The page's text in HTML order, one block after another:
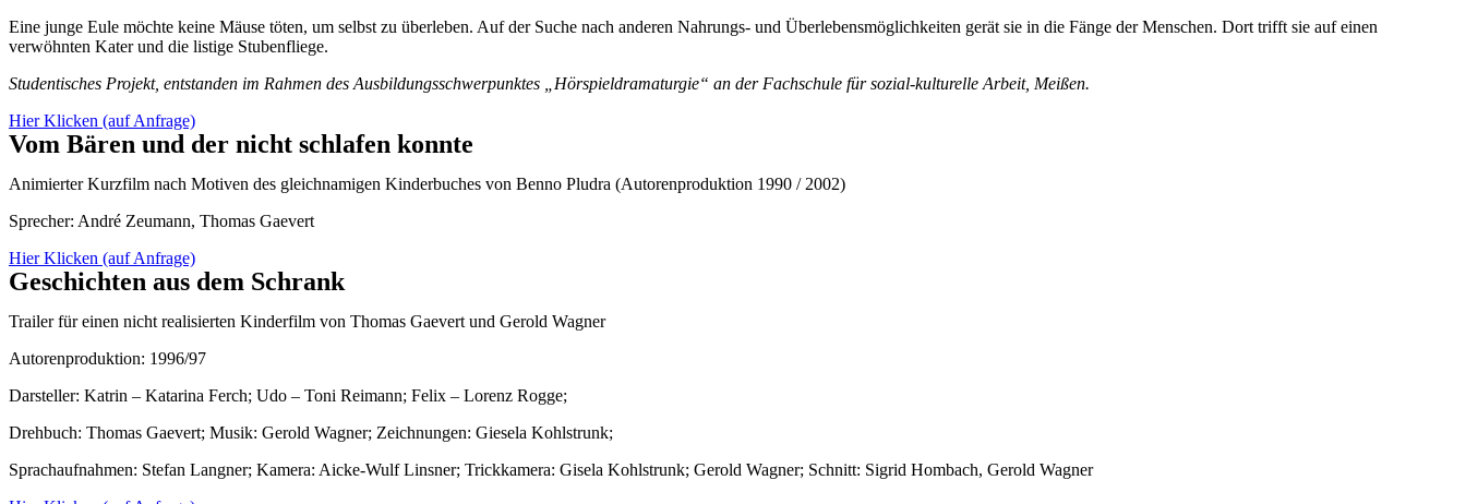
Eine junge Eule möchte keine Mäuse töten, um selbst zu überleben. Auf der Suche nach anderen Nahrungs- und Überlebensmöglichkeiten gerät sie in die Fänge der Menschen. Dort trifft sie auf einen
verwöhnten Kater und die listige Stubenfliege.
Studentisches Projekt, entstanden im Rahmen des Ausbildungsschwerpunktes „Hörspieldramaturgie“ an der Fachschule für sozial-kulturelle Arbeit, Meißen.
Hier Klicken (auf Anfrage)
Vom Bären und der nicht schlafen konnte
Animierter Kurzfilm nach Motiven des gleichnamigen Kinderbuches von Benno Pludra (Autorenproduktion 1990 / 2002)
Sprecher: André Zeumann, Thomas Gaevert
Hier Klicken (auf Anfrage)
Geschichten aus dem Schrank
Trailer für einen nicht realisierten Kinderfilm von Thomas Gaevert und Gerold Wagner
Autorenproduktion: 1996/97
Darsteller: Katrin – Katarina Ferch; Udo – Toni Reimann; Felix – Lorenz Rogge;
Drehbuch: Thomas Gaevert; Musik: Gerold Wagner; Zeichnungen: Giesela Kohlstrunk;
Sprachaufnahmen: Stefan Langner; Kamera: Aicke-Wulf Linsner; Trickkamera: Gisela Kohlstrunk; Gerold Wagner; Schnitt: Sigrid Hombach, Gerold Wagner